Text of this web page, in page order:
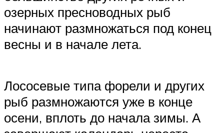
озерных пресноводных рыб
начинают размножаться под конец
весны и в начале лета.
Лососевые типа форели и других
рыб размножаются уже в конце
осени, вплоть до начала зимы. А